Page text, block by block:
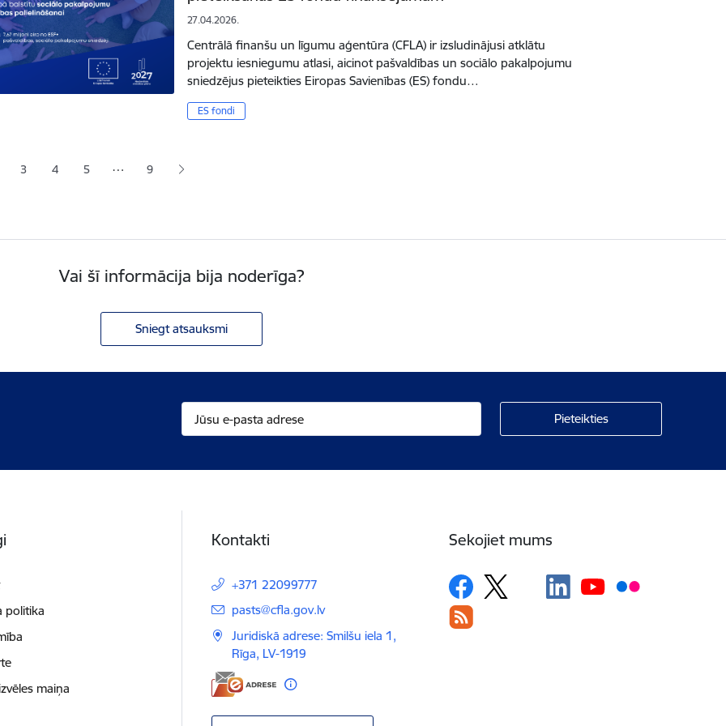
27.04.2026.
Centrālā finanšu un līgumu aģentūra (CFLA) ir izsludinājusi atklātu
projektu iesniegumu atlasi, aicinot pašvaldības un sociālo pakalpojumu
sniedzējus pieteikties Eiropas Savienības (ES) fondu…
ES fondi
lapaLapa
3 Lapa
4 Lapa
5 … 9
Vai šī informācija bija noderīga?
Sniegt atsauksmi
politika
maiņa
Kontakti
+371 22099777
E-pasts:
pasts@cfla.gov.lv
Juridiskā adrese: Smilšu iela 1,
Rīga, LV-1919
Sekojiet mums